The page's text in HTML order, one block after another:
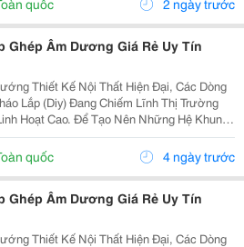
quốc 2 ngày trước
Ghép Âm Dương Giá Rẻ Uy Tín
Thiết Kế Nội Thất Hiện Đại, Các Dòng
Lắp (Diy) Đang Chiếm Lĩnh Thị Trường
Hoạt Cao. Để Tạo Nên Những Hệ Khung
Chắc Chắn, Thẩm Mỹ Và Tiện Lợi, Ngàm
20X40 Chính Là Giải Pháp Phụ Kiện Cơ
quốc 4 ngày trước
Ghép Âm Dương Giá Rẻ Uy Tín
Thiết Kế Nội Thất Hiện Đại, Các Dòng